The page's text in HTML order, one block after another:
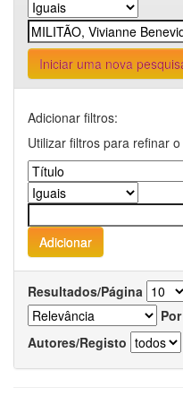
Iniciar uma nova
Adicionar filtros:
Utilizar filtros para refinar
Resultados/Página
Autores/Registo